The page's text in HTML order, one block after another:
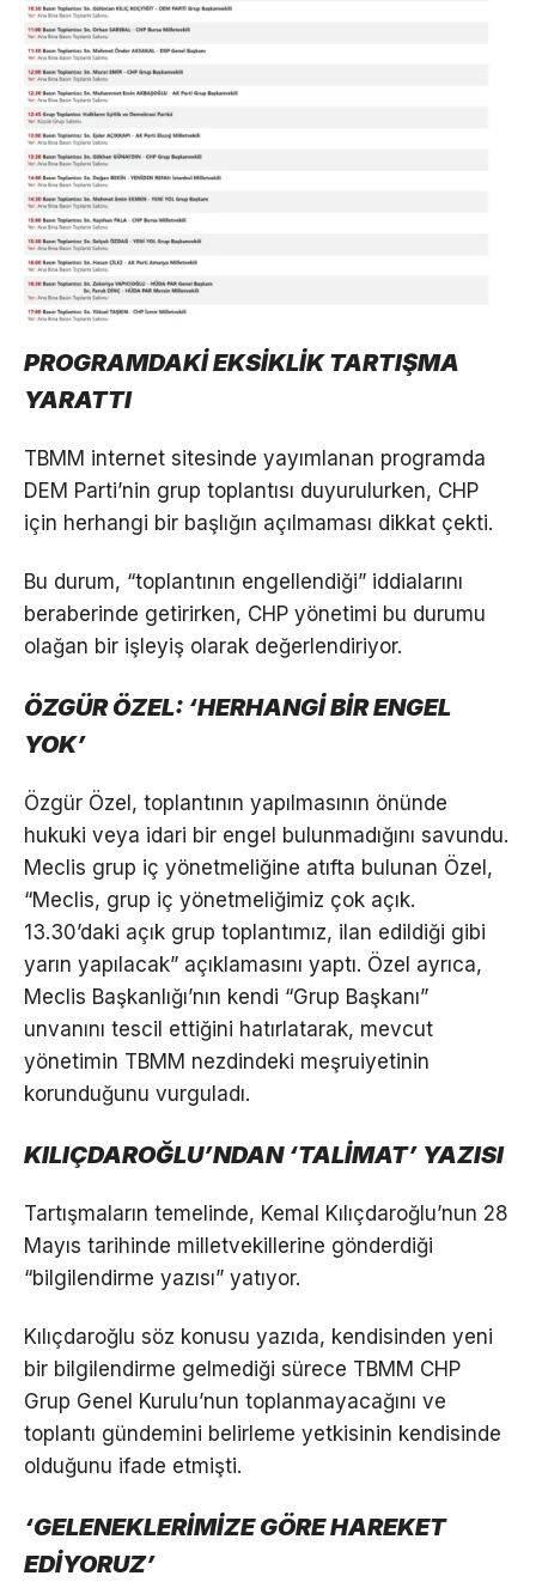
PROGRAMDAKİ EKSİKLİK TARTIŞMA
YARATTI
TBMM internet sitesinde yayımlanan programda
DEM Parti’nin grup toplantısı duyurulurken, CHP
için herhangi bir başlığın açılmaması dikkat çekti.
Bu durum, “toplantının engellendiği” iddialarını
beraberinde getirirken, CHP yönetimi bu durumu
olağan bir işleyiş olarak değerlendiriyor.
ÖZGÜR ÖZEL: ‘HERHANGİ BİR ENGEL
YOK’
Özgür Özel, toplantının yapılmasının önünde
hukuki veya idari bir engel bulunmadığını savundu.
Meclis grup iç yönetmeliğine atıfta bulunan Özel,
“Meclis, grup iç yönetmeliğimiz çok açık.
13.30’daki açık grup toplantımız, ilan edildiği gibi
yarın yapılacak” açıklamasını yaptı. Özel ayrıca,
Meclis Başkanlığı’nın kendi “Grup Başkanı”
unvanını tescil ettiğini hatırlatarak, mevcut
yönetimin TBMM nezdindeki meşruiyetinin
korunduğunu vurguladı.
KILIÇDAROĞLU’NDAN ‘TALİMAT’ YAZISI
Tartışmaların temelinde, Kemal Kılıçdaroğlu’nun 28
Mayıs tarihinde milletvekillerine gönderdiği
“bilgilendirme yazısı” yatıyor.
Kılıçdaroğlu söz konusu yazıda, kendisinden yeni
bir bilgilendirme gelmediği sürece TBMM CHP
Grup Genel Kurulu’nun toplanmayacağını ve
toplantı gündemini belirleme yetkisinin kendisinde
olduğunu ifade etmişti.
‘GELENEKLERİMİZE GÖRE HAREKET
EDİYORUZ’